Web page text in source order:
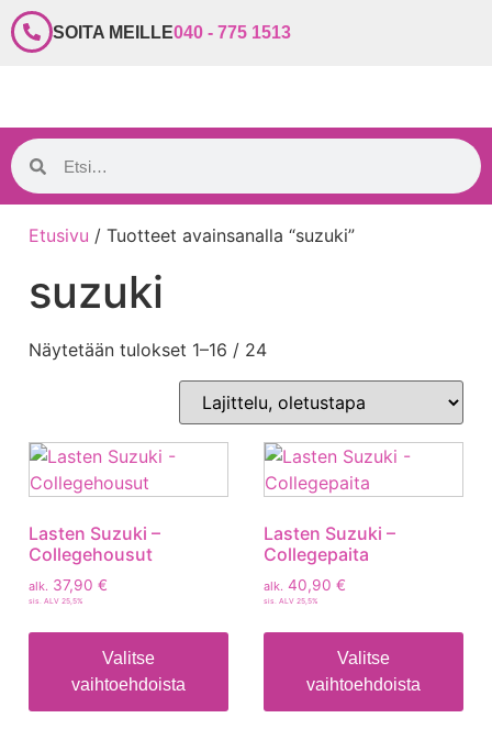
SOITA MEILLE040 - 775 1513
Etusivu / Tuotteet avainsanalla “suzuki”
suzuki
Näytetään tulokset 1–16 / 24
Lasten Suzuki –
Collegehousut
alk. 37,90 €
sis. ALV 25,5%
Valitse
vaihtoehdoista
Lasten Suzuki –
Collegepaita
alk. 40,90 €
sis. ALV 25,5%
Valitse
vaihtoehdoista